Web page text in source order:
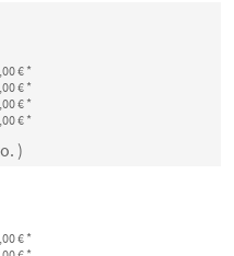
€ *
€ *
€ *
€ *
)
€ *